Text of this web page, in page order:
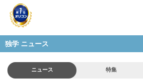
独学 ニュース
ニュース 特集